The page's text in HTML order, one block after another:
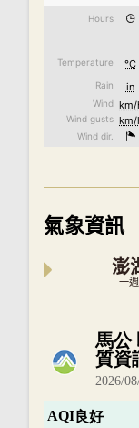
氣象資訊
澎
一
內嵌空氣